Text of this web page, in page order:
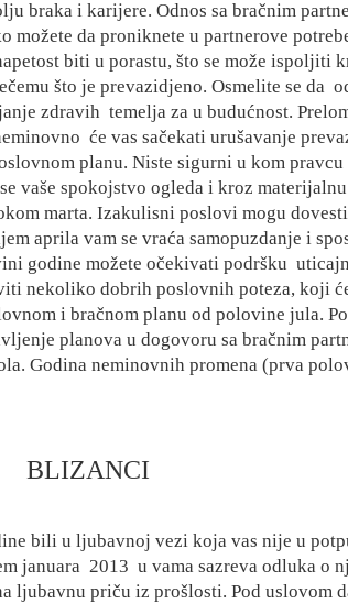
braka i karijere. Odnos sa bračnim
možete da proniknete u partnerove
biti u porastu, što se može ispoljiti
što je prevazidjeno. Osmelite se da
zdravih temelja za u budućnost.
će vas sačekati urušavanje
planu. Niste sigurni u kom
vaše spokojstvo ogleda i kroz
marta. Izakulisni poslovi mogu
aprila vam se vraća samopuzdanje i
godine možete očekivati podršku
nekoliko dobrih poslovnih poteza, koji
i bračnom planu od polovine jula.
planova u dogovoru sa bračnim
Godina neminovnih promena (prva
BLIZANCI
bili u ljubavnoj vezi koja vas nije u
januara 2013 u vama sazreva odluka o
ljubavnu priču iz prošlosti. Pod uslovom